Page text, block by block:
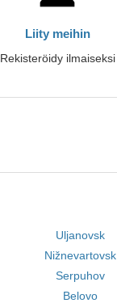
Liity meihin
Rekisteröidy ilmaiseksi
Uljanovsk
Nižnevartovsk
Serpuhov
Belovo